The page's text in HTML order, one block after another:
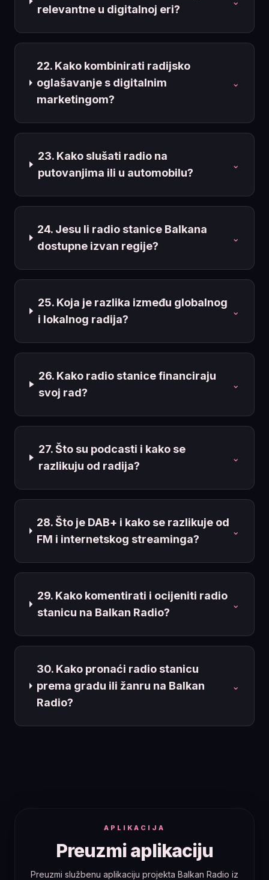
relevantne u digitalnoj eri?
22. Kako kombinirati radijsko
oglašavanje s digitalnim
marketingom?
⌄
23. Kako slušati radio na
putovanjima ili u automobilu?
⌄
24. Jesu li radio stanice Balkana
dostupne izvan regije?
⌄
25. Koja je razlika između globalnog
i lokalnog radija?
⌄
26. Kako radio stanice financiraju
svoj rad?
⌄
27. Što su podcasti i kako se
razlikuju od radija?
⌄
28. Što je DAB+ i kako se razlikuje od
FM i internetskog streaminga?
⌄
29. Kako komentirati i ocijeniti radio
stanicu na Balkan Radio?
⌄
30. Kako pronaći radio stanicu
prema gradu ili žanru na Balkan
Radio?
⌄
APLIKACIJA
Preuzmi aplikaciju
Preuzmi službenu aplikaciju projekta Balkan Radio iz